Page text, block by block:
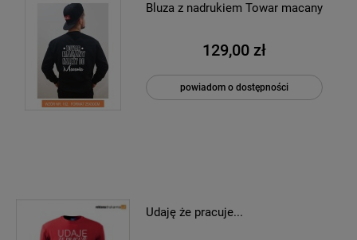
Bluza z nadrukiem Towar macany
129,00 zł
powiadom o dostępności
Udaję że pracuje...